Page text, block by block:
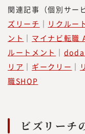
ショナル人材
ての情報を提
同時に、フリ
ロフェッショ
ての調査・研
中で、企業の
り「これらの
また、昨今、
関連記事（個別サー
ズリーチ ｜ リクルー
ント ｜ マイナビ転職
ルートメント ｜ doda
リア ｜ ギークリー ｜
職SHOP
ビズリーチ